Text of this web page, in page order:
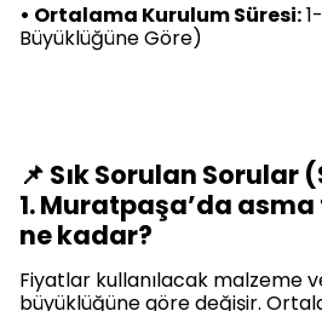
• Ortalama Kurulum Süresi:
Büyüklüğüne Göre)
📌 Sık Sorulan Sorular
1. Muratpaşa’da
ne kadar?
Fiyatlar kullanılacak malzeme
büyüklüğüne göre değişir.